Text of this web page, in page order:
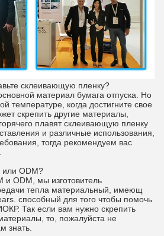
склеивающую пленку?
материал бумага отпуска. Но
температуре, когда достигните свое
скрепить другие материалы,
плавят склеивающую пленку
и различные использования,
тогда рекомендуем вас
ODM?
ODM, мы изготовитель
тепла материальный, имеющ
способный для того чтобы помочь
Так если вам нужно скрепить
то, пожалуйста не
знать.